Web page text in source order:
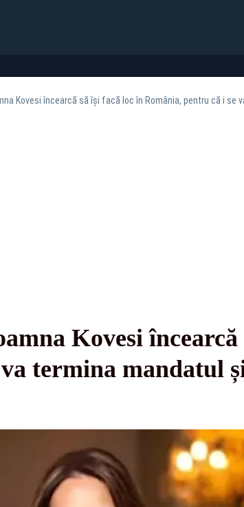
Kovesi încearcă să își facă loc în România, pentru că i se
Kovesi
termina mandatul